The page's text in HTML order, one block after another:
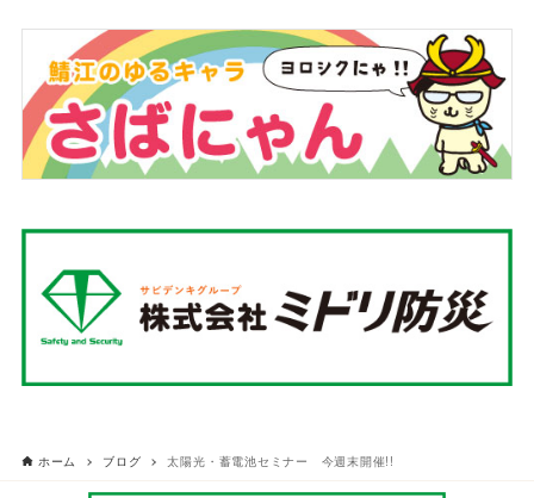
ホーム ブログ 太陽光・蓄電池セミナー 今週末開催!!